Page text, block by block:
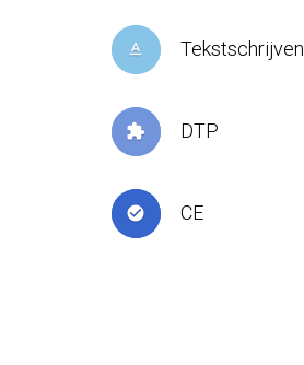
text_format Tekstschrijven
extension DTP
check_circle CE